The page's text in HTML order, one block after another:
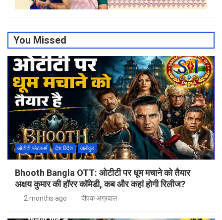
You Missed
ओटीटी प्लेटफार्म देश विदेश वालीवुड
Bhooth Bangla OTT: ओटीटी पर धूम मचाने को तैयार
अक्षय कुमार की हॉरर कॉमेडी, कब और कहां होगी रिलीज?
2 months ago दीपक अग्रवाल